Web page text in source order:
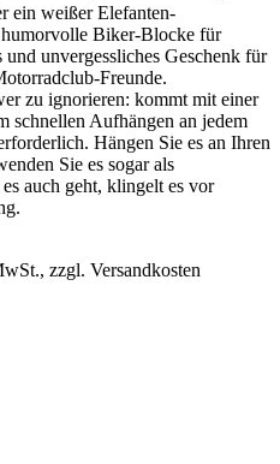
ein weißer Elefanten-
humorvolle Biker-Blocke für
unvergessliches Geschenk für
Freunde.
zu ignorieren: kommt mit einer
schnellen Aufhängen an jedem
Hängen Sie es an Ihren
Sie es sogar als
auch geht, klingelt es vor
zzgl. Versandkosten